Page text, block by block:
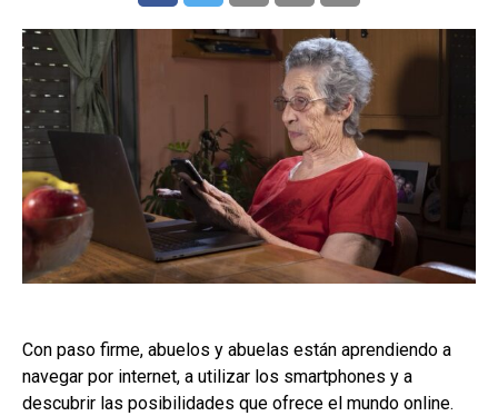
Con paso firme, abuelos y abuelas están aprendiendo a
navegar por internet, a utilizar los smartphones y a
descubrir las posibilidades que ofrece el mundo online.